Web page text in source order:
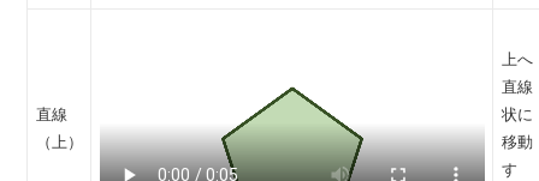
直線
（上）
上へ
直線
状に
移動
す